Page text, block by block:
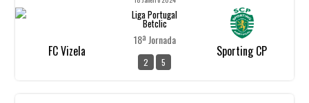
FC Vizela
Liga Portugal
Betclic
18ª Jornada
2 5
Sporting CP